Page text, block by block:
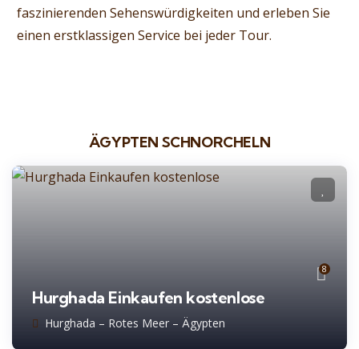
faszinierenden Sehenswürdigkeiten und erleben Sie
einen erstklassigen Service bei jeder Tour.
ÄGYPTEN SCHNORCHELN
8
Hurghada Einkaufen kostenlose
Hurghada – Rotes Meer – Ägypten